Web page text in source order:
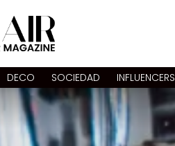
DECO SOCIEDAD INFLUENCERS